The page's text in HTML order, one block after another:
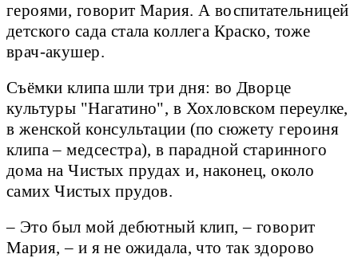
героями, говорит Мария. А воспитательницей
детского сада стала коллега Краско, тоже
врач-акушер.
Съёмки клипа шли три дня: во Дворце
культуры "Нагатино", в Хохловском переулке,
в женской консультации (по сюжету героиня
клипа – медсестра), в парадной старинного
дома на Чистых прудах и, наконец, около
самих Чистых прудов.
– Это был мой дебютный клип, – говорит
Мария, – и я не ожидала, что так здорово